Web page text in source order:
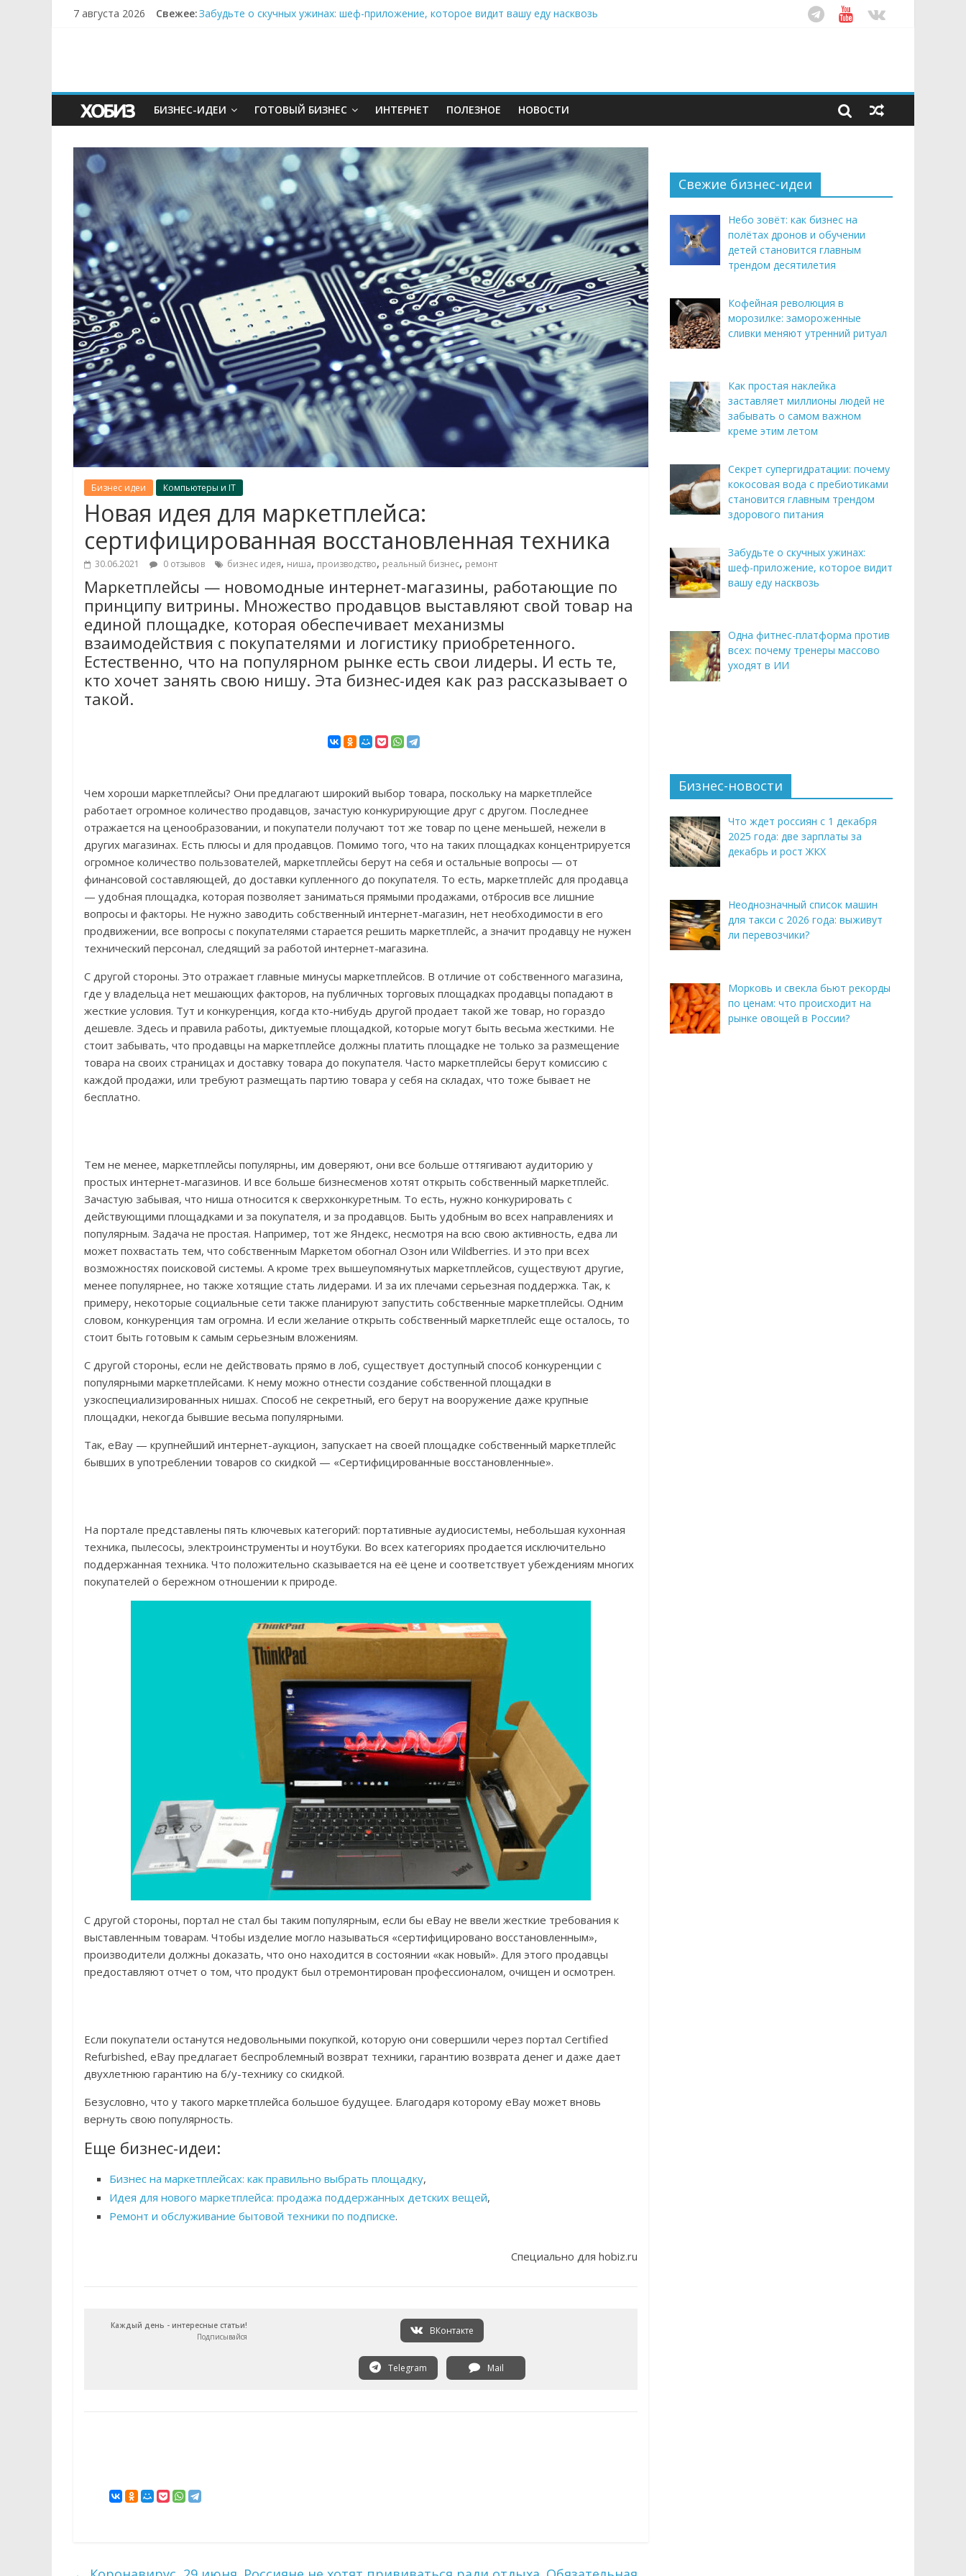
7 августа 2026 Свежее:Секрет супергидратации: почему кокосовая вода с пребиотиками становится главным трендом здорового питания
БИЗНЕС-ИДЕИ ГОТОВЫЙ БИЗНЕС ИНТЕРНЕТ ПОЛЕЗНОЕ НОВОСТИ
Бизнес идеи Компьютеры и IT
Новая идея для маркетплейса:
сертифицированная восстановленная техника
30.06.2021 0 отзывов бизнес идея, ниша, производство, реальный бизнес, ремонт
Маркетплейсы — новомодные интернет-магазины, работающие по
принципу витрины. Множество продавцов выставляют свой товар на
единой площадке, которая обеспечивает механизмы
взаимодействия с покупателями и логистику приобретенного.
Естественно, что на популярном рынке есть свои лидеры. И есть те,
кто хочет занять свою нишу. Эта бизнес-идея как раз рассказывает о
такой.
Чем хороши маркетплейсы? Они предлагают широкий выбор товара, поскольку на маркетплейсе
работает огромное количество продавцов, зачастую конкурирующие друг с другом. Последнее
отражается на ценообразовании, и покупатели получают тот же товар по цене меньшей, нежели в
других магазинах. Есть плюсы и для продавцов. Помимо того, что на таких площадках концентрируется
огромное количество пользователей, маркетплейсы берут на себя и остальные вопросы — от
финансовой составляющей, до доставки купленного до покупателя. То есть, маркетплейс для продавца
— удобная площадка, которая позволяет заниматься прямыми продажами, отбросив все лишние
вопросы и факторы. Не нужно заводить собственный интернет-магазин, нет необходимости в его
продвижении, все вопросы с покупателями старается решить маркетплейс, а значит продавцу не нужен
технический персонал, следящий за работой интернет-магазина.
С другой стороны. Это отражает главные минусы маркетплейсов. В отличие от собственного магазина,
где у владельца нет мешающих факторов, на публичных торговых площадках продавцы попадают в
жесткие условия. Тут и конкуренция, когда кто-нибудь другой продает такой же товар, но гораздо
дешевле. Здесь и правила работы, диктуемые площадкой, которые могут быть весьма жесткими. Не
стоит забывать, что продавцы на маркетплейсе должны платить площадке не только за размещение
товара на своих страницах и доставку товара до покупателя. Часто маркетплейсы берут комиссию с
каждой продажи, или требуют размещать партию товара у себя на складах, что тоже бывает не
бесплатно.
Тем не менее, маркетплейсы популярны, им доверяют, они все больше оттягивают аудиторию у
простых интернет-магазинов. И все больше бизнесменов хотят открыть собственный маркетплейс.
Зачастую забывая, что ниша относится к сверхконкуретным. То есть, нужно конкурировать с
действующими площадками и за покупателя, и за продавцов. Быть удобным во всех направлениях и
популярным. Задача не простая. Например, тот же Яндекс, несмотря на всю свою активность, едва ли
может похвастать тем, что собственным Маркетом обогнал Озон или Wildberries. И это при всех
возможностях поисковой системы. А кроме трех вышеупомянутых маркетплейсов, существуют другие,
менее популярнее, но также хотящие стать лидерами. И за их плечами серьезная поддержка. Так, к
примеру, некоторые социальные сети также планируют запустить собственные маркетплейсы. Одним
словом, конкуренция там огромна. И если желание открыть собственный маркетплейс еще осталось, то
стоит быть готовым к самым серьезным вложениям.
С другой стороны, если не действовать прямо в лоб, существует доступный способ конкуренции с
популярными маркетплейсами. К нему можно отнести создание собственной площадки в
узкоспециализированных нишах. Способ не секретный, его берут на вооружение даже крупные
площадки, некогда бывшие весьма популярными.
Так, eBay — крупнейший интернет-аукцион, запускает на своей площадке собственный маркетплейс
бывших в употреблении товаров со скидкой — «Сертифицированные восстановленные».
На портале представлены пять ключевых категорий: портативные аудиосистемы, небольшая кухонная
техника, пылесосы, электроинструменты и ноутбуки. Во всех категориях продается исключительно
поддержанная техника. Что положительно сказывается на её цене и соответствует убеждениям многих
покупателей о бережном отношении к природе.
С другой стороны, портал не стал бы таким популярным, если бы eBay не ввели жесткие требования к
выставленным товарам. Чтобы изделие могло называться «сертифицировано восстановленным»,
производители должны доказать, что оно находится в состоянии «как новый». Для этого продавцы
предоставляют отчет о том, что продукт был отремонтирован профессионалом, очищен и осмотрен.
Если покупатели останутся недовольными покупкой, которую они совершили через портал Certified
Refurbished, eBay предлагает беспроблемный возврат техники, гарантию возврата денег и даже дает
двухлетнюю гарантию на б/у-технику со скидкой.
Безусловно, что у такого маркетплейса большое будущее. Благодаря которому eBay может вновь
вернуть свою популярность.
Еще бизнес-идеи:
Бизнес на маркетплейсах: как правильно выбрать площадку,
Идея для нового маркетплейса: продажа поддержанных детских вещей,
Ремонт и обслуживание бытовой техники по подписке.
Специально для hobiz.ru
Каждый день - интересные статьи!
Подписывайся
ВКонтакте
Telegram Mail
Свежие бизнес-идеи
Небо зовёт: как бизнес на
полётах дронов и обучении
детей становится главным
трендом десятилетия
Кофейная революция в
морозилке: замороженные
сливки меняют утренний ритуал
Как простая наклейка
заставляет миллионы людей не
забывать о самом важном
креме этим летом
Секрет супергидратации: почему
кокосовая вода с пребиотиками
становится главным трендом
здорового питания
Забудьте о скучных ужинах:
шеф-приложение, которое видит
вашу еду насквозь
Одна фитнес-платформа против
всех: почему тренеры массово
уходят в ИИ
Бизнес-новости
Что ждет россиян с 1 декабря
2025 года: две зарплаты за
декабрь и рост ЖКХ
Неоднозначный список машин
для такси с 2026 года: выживут
ли перевозчики?
Морковь и свекла бьют рекорды
по ценам: что происходит на
рынке овощей в России?